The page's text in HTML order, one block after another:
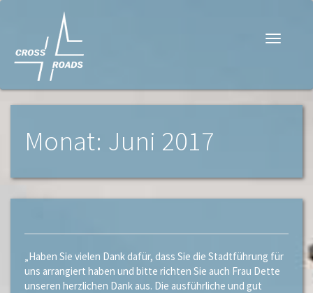
Monat: Juni 2017
„Haben Sie vielen Dank dafür, dass Sie die Stadtführung für
uns arrangiert haben und bitte richten Sie auch Frau Dette
unseren herzlichen Dank aus. Die ausführliche und gut